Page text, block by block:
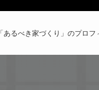
「あるべき家づくり」のプロフ